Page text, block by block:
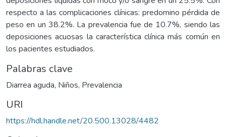
respecto a las complicaciones clínicas: predomino pérdida de
peso en un 38.2%. La prevalencia fue de 10.7%, siendo las
deposiciones acuosas la característica clínica más común en
los pacientes estudiados.
Palabras clave
Diarrea aguda, Niños, Prevalencia
URI
https://hdl.handle.net/20.500.13028/4482